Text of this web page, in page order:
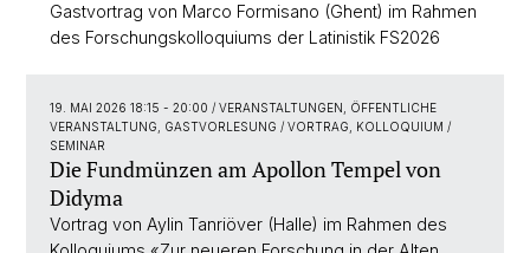
Gastvortrag von Marco Formisano (Ghent) im Rahmen
des Forschungskolloquiums der Latinistik FS2026
19. MAI 2026 18:15 - 20:00 / VERANSTALTUNGEN, ÖFFENTLICHE
VERANSTALTUNG, GASTVORLESUNG / VORTRAG, KOLLOQUIUM /
SEMINAR
Die Fundmünzen am Apollon Tempel von
Didyma
Vortrag von Aylin Tanriöver (Halle) im Rahmen des